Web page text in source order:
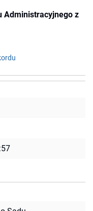
Administracyjnego z